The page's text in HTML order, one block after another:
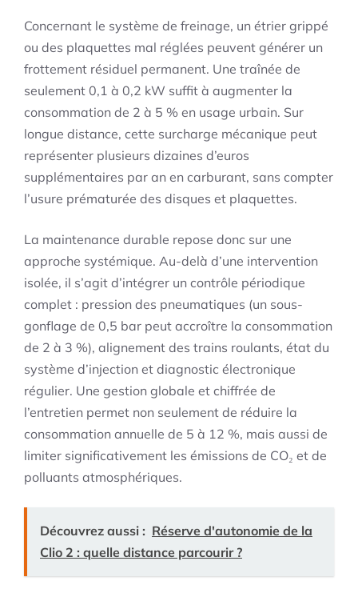
Concernant le système de freinage, un étrier grippé
ou des plaquettes mal réglées peuvent générer un
frottement résiduel permanent. Une traînée de
seulement 0,1 à 0,2 kW suffit à augmenter la
consommation de 2 à 5 % en usage urbain. Sur
longue distance, cette surcharge mécanique peut
représenter plusieurs dizaines d’euros
supplémentaires par an en carburant, sans compter
l’usure prématurée des disques et plaquettes.
La maintenance durable repose donc sur une
approche systémique. Au-delà d’une intervention
isolée, il s’agit d’intégrer un contrôle périodique
complet : pression des pneumatiques (un sous-
gonflage de 0,5 bar peut accroître la consommation
de 2 à 3 %), alignement des trains roulants, état du
système d’injection et diagnostic électronique
régulier. Une gestion globale et chiffrée de
l’entretien permet non seulement de réduire la
consommation annuelle de 5 à 12 %, mais aussi de
limiter significativement les émissions de CO₂ et de
polluants atmosphériques.
Découvrez aussi : Réserve d'autonomie de la
Clio 2 : quelle distance parcourir ?